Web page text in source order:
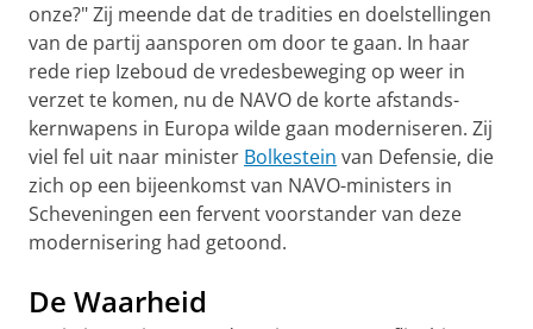
onze?" Zij meende dat de tradities en doelstellingen
van de partij aansporen om door te gaan. In haar
rede riep Izeboud de vredesbeweging op weer in
verzet te komen, nu de NAVO de korte afstands-
kernwapens in Europa wilde gaan moderniseren. Zij
viel fel uit naar minister Bolkestein van Defensie, die
zich op een bijeenkomst van NAVO-ministers in
Scheveningen een fervent voorstander van deze
modernisering had getoond.
De Waarheid